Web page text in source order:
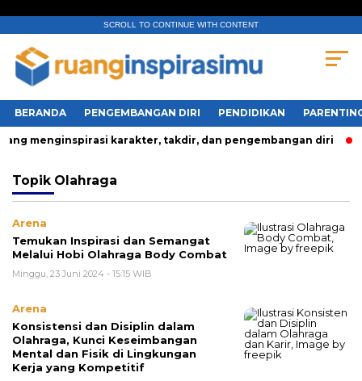
SCROLL TO CONTINUE WITH CONTENT
BERANDA PENGEMBANGAN DIRI PENDIDIKAN
menginspirasi karakter, takdir, dan pengembangan diri
Topik Olahraga
Arena
Temukan Inspirasi dan Semangat
Melalui Hobi Olahraga Body Combat
Minggu, 23 Juni 2024 - 15:15 WIB
Arena
Konsistensi dan Disiplin dalam
Olahraga, Kunci Keseimbangan
Mental dan Fisik di Lingkungan
Kerja yang Kompetitif